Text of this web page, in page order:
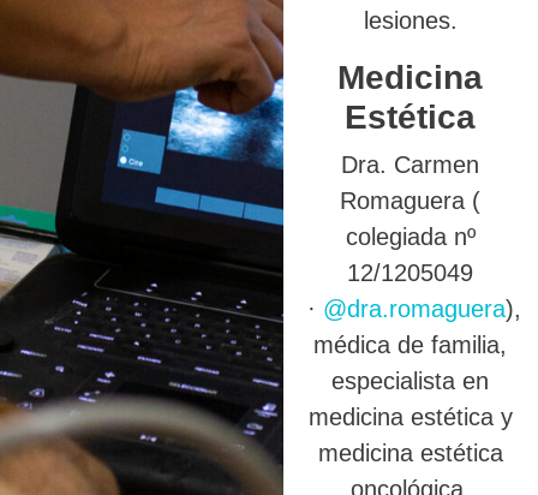
lesiones.
Medicina
Estética
Dra. Carmen
Romaguera (
colegiada nº
12/1205049
· @dra.romaguera),
médica de familia,
especialista en
medicina estética y
medicina estética
oncológica.